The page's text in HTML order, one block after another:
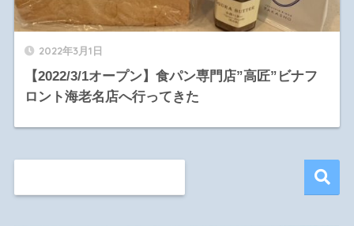
2022年3月1日
【2022/3/1オープン】食パン専門店”高匠”ビナフ
ロント海老名店へ行ってきた